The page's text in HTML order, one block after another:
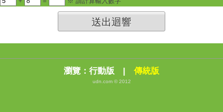
送出迴響
瀏覽： 行動版 | 傳統版
udn.com © 2012